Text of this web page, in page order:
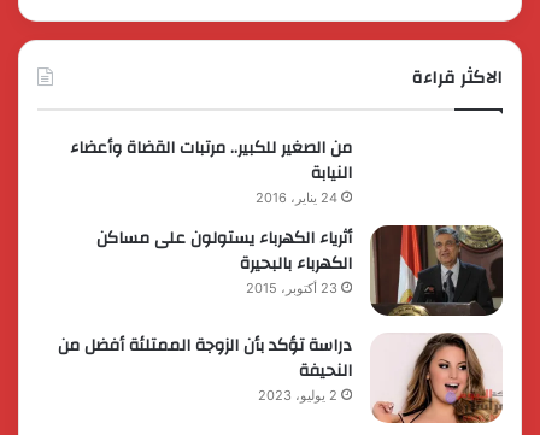
الاكثر قراءة
من الصغير للكبير.. مرتبات القضاة وأعضاء
النيابة
24 يناير، 2016
أثرياء الكهرباء يستولون على مساكن
الكهرباء بالبحيرة
23 أكتوبر، 2015
دراسة تؤكد بأن الزوجة الممتلئة أفضل من
النحيفة
2 يوليو، 2023